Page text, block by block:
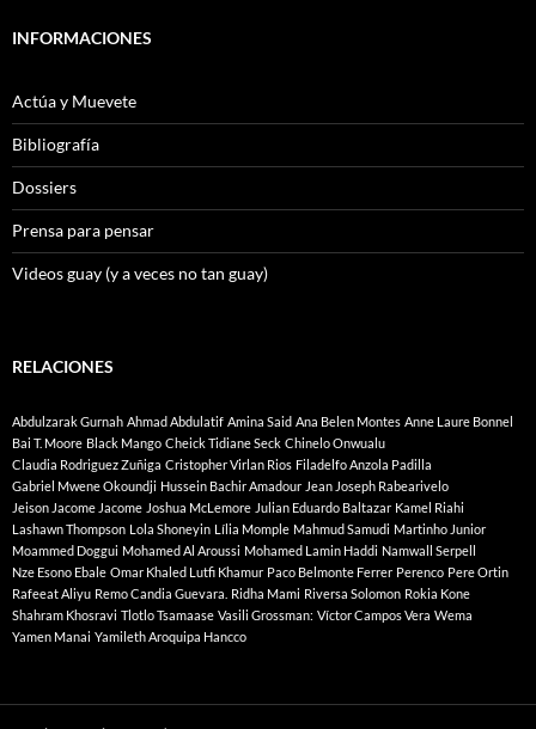
INFORMACIONES
Actúa y Muevete
Bibliografía
Dossiers
Prensa para pensar
Videos guay (y a veces no tan guay)
RELACIONES
Abdulzarak Gurnah Ahmad Abdulatif Amina Said Ana Belen Montes Anne Laure Bonnel
Bai T. Moore Black Mango Cheick Tidiane Seck Chinelo Onwualu
Claudia Rodriguez Zuñiga Cristopher Virlan Rios Filadelfo Anzola Padilla
Gabriel Mwene Okoundji Hussein Bachir Amadour Jean Joseph Rabearivelo
Jeison Jacome Jacome Joshua McLemore Julian Eduardo Baltazar Kamel Riahi
Lashawn Thompson Lola Shoneyin Lília Momple Mahmud Samudi Martinho Junior
Moammed Doggui Mohamed Al Aroussi Mohamed Lamin Haddi Namwall Serpell
Nze Esono Ebale Omar Khaled Lutfi Khamur Paco Belmonte Ferrer Perenco Pere Ortin
Rafeeat Aliyu Remo Candia Guevara. Ridha Mami Riversa Solomon Rokia Kone
Shahram Khosravi Tlotlo Tsamaase Vasili Grossman: Víctor Campos Vera Wema
Yamen Manai Yamileth Aroquipa Hancco